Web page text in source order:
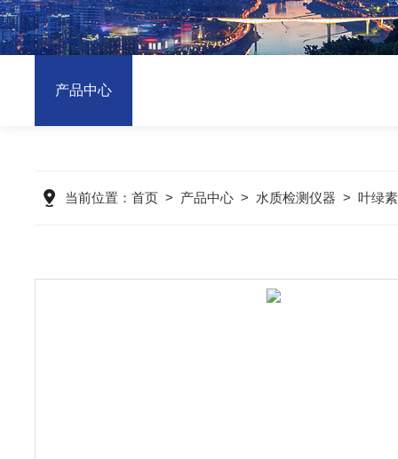
产品中心
当前位置： 首页 > 产品中心 > 水质检测仪器 > 叶绿